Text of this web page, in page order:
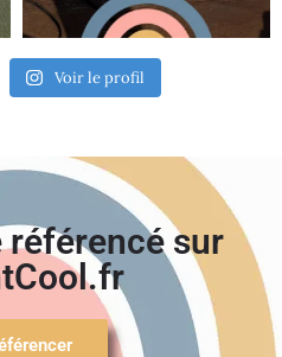
Voir le profil
référencé sur